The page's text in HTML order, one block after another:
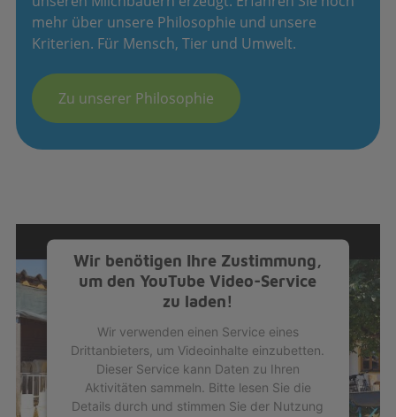
mehr über unsere Philosophie und unsere
Kriterien. Für Mensch, Tier und Umwelt.
Zu unserer Philosophie
Wir benötigen Ihre Zustimmung,
um den YouTube Video-Service
zu laden!
Wir verwenden einen Service eines
Drittanbieters, um Videoinhalte einzubetten.
Dieser Service kann Daten zu Ihren
Aktivitäten sammeln. Bitte lesen Sie die
Details durch und stimmen Sie der Nutzung